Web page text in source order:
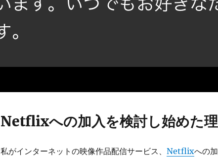
Netflixへの加入を検討し始めた
私がインターネットの映像作品配信サービス、Netflixへの